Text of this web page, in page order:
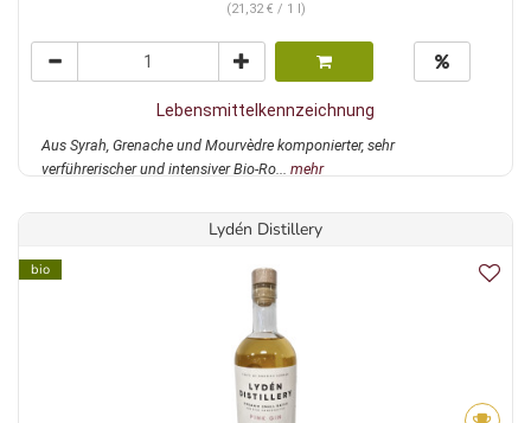
(21,32 € / 1 l)
Lebensmittelkennzeichnung
Aus Syrah, Grenache und Mourvèdre komponierter, sehr
verführerischer und intensiver Bio-Ro... mehr
Lydén Distillery
bio